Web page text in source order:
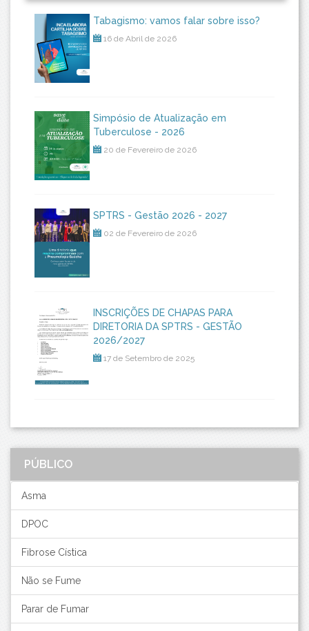
Tabagismo: vamos falar sobre isso?
16 de Abril de 2026
Simpósio de Atualização em
Tuberculose - 2026
20 de Fevereiro de 2026
SPTRS - Gestão 2026 - 2027
02 de Fevereiro de 2026
INSCRIÇÕES DE CHAPAS PARA
DIRETORIA DA SPTRS - GESTÃO
2026/2027
17 de Setembro de 2025
PÚBLICO
Asma
DPOC
Fibrose Cística
Não se Fume
Parar de Fumar